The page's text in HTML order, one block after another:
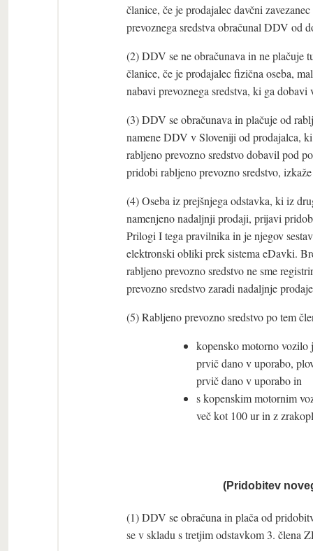
članice, če je prodajalec davčni
prevoznega sredstva obračunal DDV od
(2) DDV se ne obračunava in ne plačuje
članice, če je prodajalec fizična oseba,
nabavi prevoznega sredstva, ki ga
(3) DDV se obračunava in plačuje od
namene DDV v Sloveniji od prodajalca,
rabljeno prevozno sredstvo dobavil pod
pridobi rabljeno prevozno sredstvo,
(4) Oseba iz prejšnjega odstavka, ki iz
namenjeno nadaljnji prodaji, prijavi
Prilogi I tega pravilnika in je njegov
elektronski obliki prek sistema eDavki.
rabljeno prevozno sredstvo ne sme
prevozno sredstvo zaradi nadaljnje
(5) Rabljeno prevozno sredstvo po tem
kopensko motorno vozilo
prvič dano v uporabo,
prvič dano v uporabo in
s kopenskim motornim
več kot 100 ur in z
(Pridobitev
(1) DDV se obračuna in plača od
se v skladu s tretjim odstavkom 3. člena